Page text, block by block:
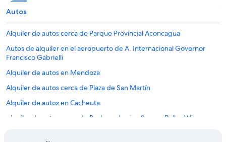
Autos
Alquiler de autos cerca de Parque Provincial Aconcagua
Autos de alquiler en el aeropuerto de A. Internacional Governor
Francisco Gabrielli
Alquiler de autos en Mendoza
Alquiler de autos cerca de Plaza de San Martín
Alquiler de autos en Cacheuta
Alquiler de autos cerca de Bodega de vino Susana Balbo Wines